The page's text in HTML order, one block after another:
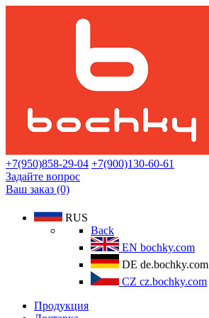
+7(950)858-29-04 +7(900)130-60-61
Задайте вопрос
Ваш заказ (0)
RUS
Back
EN bochky.com
DE de.bochky.com
CZ cz.bochky.com
Продукция